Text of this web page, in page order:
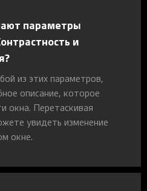
параметры
и
из этих параметров,
описание, которое
окна. Перетаскивая
увидеть изменение
окне.